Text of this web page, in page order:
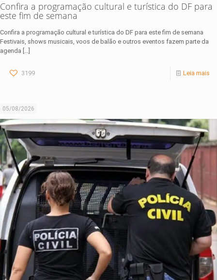
Confira a programação cultural e turística do DF para
este fim de semana
Confira a programação cultural e turística do DF para este fim de semana
Festivais, shows musicais, voos de balão e outros eventos fazem parte da
agenda […]
3199 Leia mais
05/08/2026